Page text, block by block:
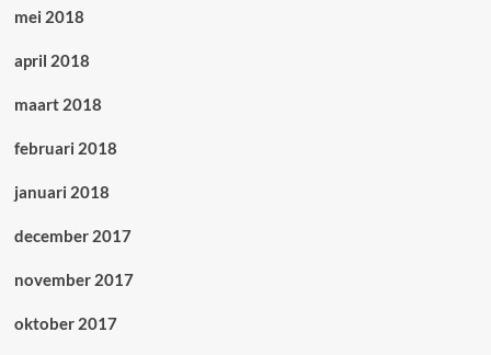
mei 2018
april 2018
maart 2018
februari 2018
januari 2018
december 2017
november 2017
oktober 2017